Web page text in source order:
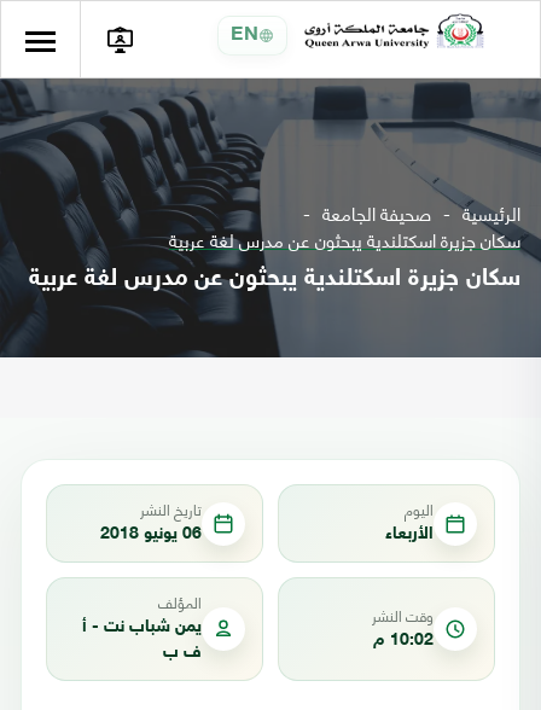
EN
الرئيسية صحيفة الجامعة
سكان جزيرة اسكتلندية يبحثون عن مدرس لغة عربية
سكان جزيرة اسكتلندية يبحثون عن مدرس لغة عربية
اليوم
الأربعاء
تاريخ النشر
06 يونيو 2018
وقت النشر
10:02 م
المؤلف
يمن شباب نت - أ
ف ب